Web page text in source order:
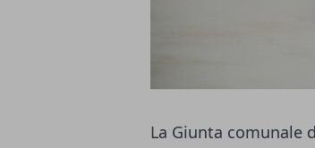
La Giunta comunale